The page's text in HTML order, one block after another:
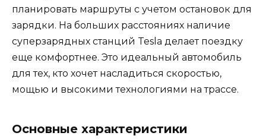
планировать маршруты с учетом остановок для
зарядки. На больших расстояниях наличие
суперзарядных станций Tesla делает поездку
еще комфортнее. Это идеальный автомобиль
для тех, кто хочет насладиться скоростью,
мощью и высокими технологиями на трассе.
Основные характеристики